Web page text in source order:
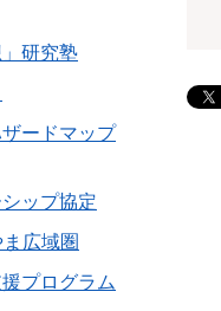
研究塾
ードマップ
ップ協定
広域圏
プログラム